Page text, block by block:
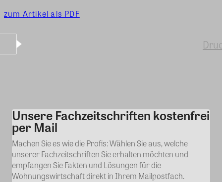
zum Artikel als PDF
Kommentar
Unsere Fachzeitschriften kostenfrei
per Mail
Machen Sie es wie die Profis: Wählen Sie aus, welche
unserer Fachzeitschriften Sie erhalten möchten und
empfangen Sie Fakten und Lösungen für die
Wohnungswirtschaft direkt in Ihrem Mailpostfach.